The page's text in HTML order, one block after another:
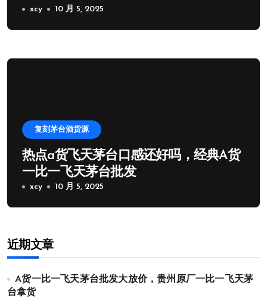
xcy 10 月 5, 2025
复刻茅台酒货源
热点a货飞天茅台口感还好吗，经典A货
一比一飞天茅台批发
xcy 10 月 5, 2025
近期文章
A货一比一飞天茅台批发大放价，贵州原厂一比一飞天茅
台拿货